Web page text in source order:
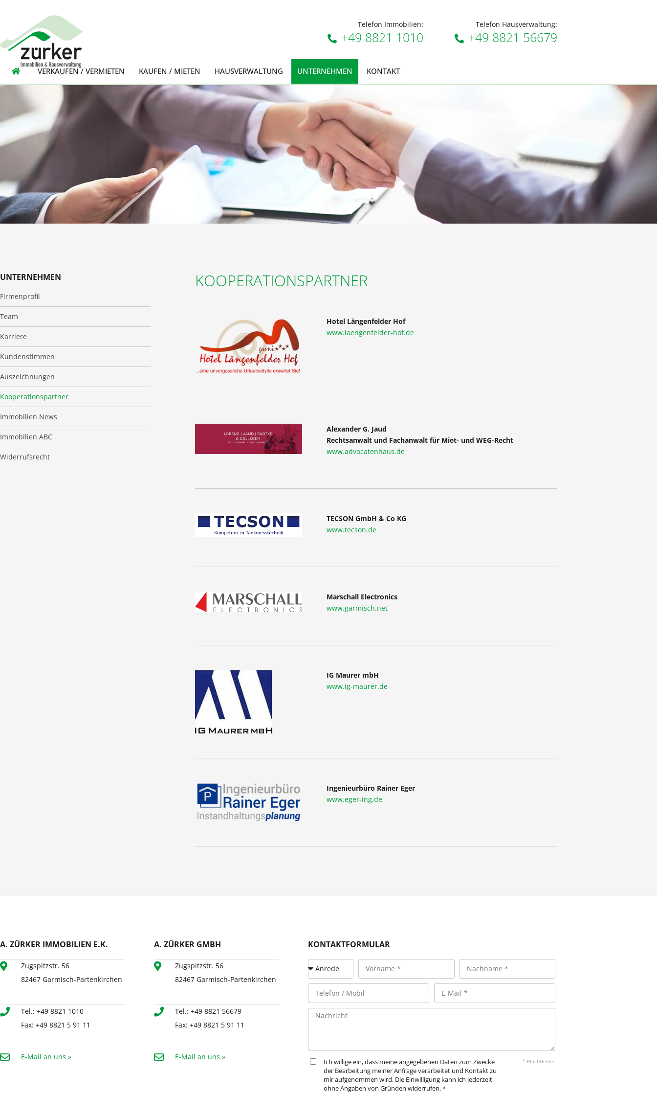
Telefon Immobilien:
+49 8821 1010
Telefon Hausverwaltung:
+49 8821 56679
VERKAUFEN / VERMIETEN KAUFEN / MIETEN HAUSVERWALTUNG UNTERNEHMEN KONTAKT
UNTERNEHMEN
Firmenprofil
Team
Karriere
Kundenstimmen
Auszeichnungen
Kooperationspartner
Immobilien News
Immobilien ABC
Widerrufsrecht
KOOPERATIONSPARTNER
Hotel Längenfelder Hof
www.laengenfelder-hof.de
Alexander G. Jaud
Rechtsanwalt und Fachanwalt für Miet- und WEG-Recht
www.advocatenhaus.de
TECSON GmbH & Co KG
www.tecson.de
Marschall Electronics
www.garmisch.net
IG Maurer mbH
www.ig-maurer.de
Ingenieurbüro Rainer Eger
www.eger-ing.de
A. ZÜRKER IMMOBILIEN E.K.
Zugspitzstr. 56
82467 Garmisch-Partenkirchen
Tel.: +49 8821 1010
Fax: +49 8821 5 91 11
E-Mail an uns »
A. ZÜRKER GMBH
Zugspitzstr. 56
82467 Garmisch-Partenkirchen
Tel.: +49 8821 56679
Fax: +49 8821 5 91 11
E-Mail an uns »
KONTAKTFORMULAR
Ich willige ein, dass meine angegebenen Daten zum Zwecke
der Bearbeitung meiner Anfrage verarbeitet und Kontakt zu
mir aufgenommen wird. Die Einwilligung kann ich jederzeit
ohne Angaben von Gründen widerrufen. *
* Pflichtfelder